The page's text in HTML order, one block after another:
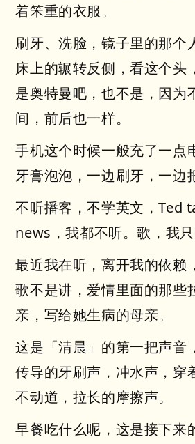
着笨重的衣服。
刷牙、洗脸，镜子里的那个
床上的辗转反侧，看这个头
是奥特曼吧，也不是，因为
间，前后也一样。
手机这个时候一般充了一点
牙膏泡泡，一边刷牙，一边
不听播客，不学英文，Ted
news，我都不听。歌，我只
最近我在听，离开我的依赖
歌不是讲，爱情里面的那些
亲，写给她生病的母亲。
这是「清晨」的第一把声音
传导的牙刷声，冲水声，穿
不动道，拉长的摩擦声。
早餐吃什么呢，这是接下来